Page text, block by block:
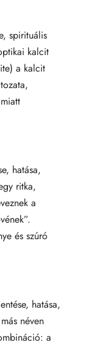
spirituális
kalcit
a kalcit
hatása,
ritka,
a
és szúró
hatása,
néven
a